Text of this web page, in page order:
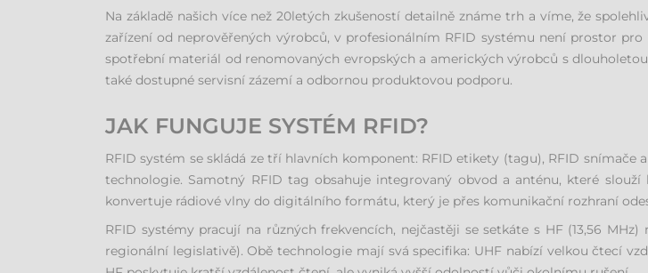
Na základě našich více než 20letých zkušeností detailně známe trh a víme, že
zařízení od neprověřených výrobců, v profesionálním RFID systému není prostor
spotřební materiál od renomovaných evropských a amerických výrobců s
také dostupné servisní zázemí a odbornou produktovou podporu.
JAK FUNGUJE SYSTÉM RFID?
RFID systém se skládá ze tří hlavních komponent: RFID etikety (tagu), RFID
technologie. Samotný RFID tag obsahuje integrovaný obvod a anténu, které
konvertuje rádiové vlny do digitálního formátu, který je přes komunikační rozhraní
RFID systémy pracují na různých frekvencích, nejčastěji se setkáte s HF (13,56
regionální legislativě). Obě technologie mají svá specifika: UHF nabízí velkou čtecí